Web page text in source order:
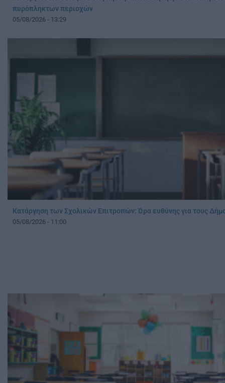
πυρόπληκτων περιοχών
05/08/2026 - 13:29
Κατάργηση των Σχολικών Επιτροπών: Ώρα ευθύνης για τους
05/08/2026 - 11:00